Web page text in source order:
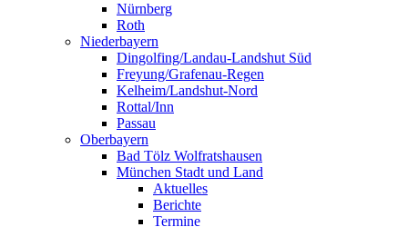
Nürnberg
Roth
Niederbayern
Dingolfing/Landau-Landshut Süd
Freyung/Grafenau-Regen
Kelheim/Landshut-Nord
Rottal/Inn
Passau
Oberbayern
Bad Tölz Wolfratshausen
München Stadt und Land
Aktuelles
Berichte
Termine